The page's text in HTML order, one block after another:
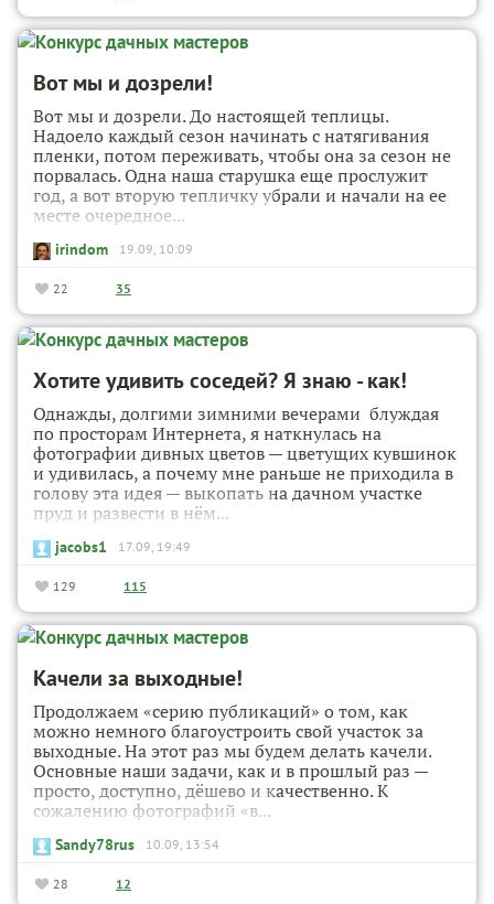
Вот мы и дозрели!
Вот мы и дозрели. До настоящей теплицы.
Надоело каждый сезон начинать с натягивания
пленки, потом переживать, чтобы она за сезон не
порвалась. Одна наша старушка еще прослужит
год, а вот вторую тепличку убрали и начали на ее
месте очередное...
irindom 19.09, 10:09
22 35
Хотите удивить соседей? Я знаю - как!
Однажды, долгими зимними вечерами блуждая
по просторам Интернета, я наткнулась на
фотографии дивных цветов — цветущих кувшинок
и удивилась, а почему мне раньше не приходила в
голову эта идея — выкопать на дачном участке
пруд и развести в нём...
jacobs1 17.09, 19:49
129 115
Качели за выходные!
Продолжаем «серию публикаций» о том, как
можно немного благоустроить свой участок за
выходные. На этот раз мы будем делать качели.
Основные наши задачи, как и в прошлый раз —
просто, доступно, дёшево и качественно. К
сожалению фотографий «в...
Sandy78rus 10.09, 13:54
28 12